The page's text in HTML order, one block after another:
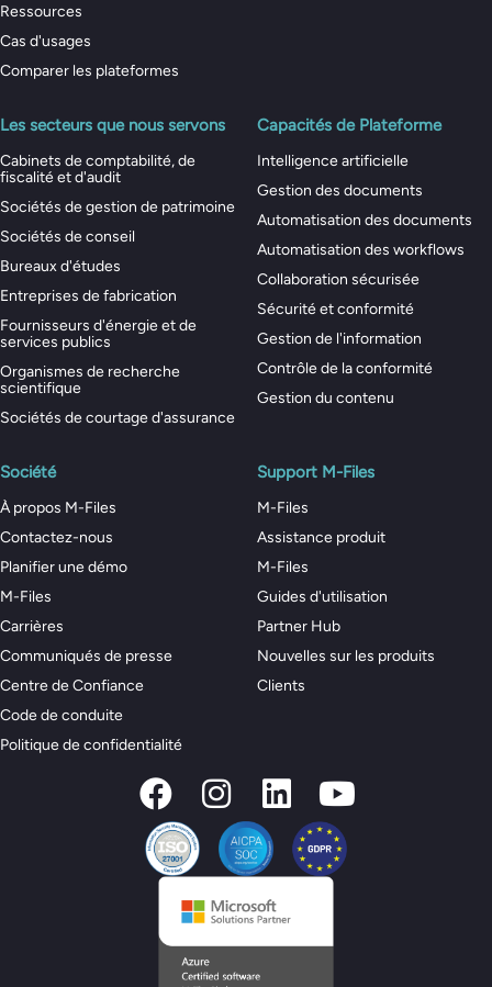
Ressources
Cas d'usages
Comparer les plateformes
Les secteurs que nous servons
Cabinets de comptabilité, de
fiscalité et d'audit
Sociétés de gestion de patrimoine
Sociétés de conseil
Bureaux d'études
Entreprises de fabrication
Fournisseurs d'énergie et de
services publics
Organismes de recherche
scientifique
Sociétés de courtage d'assurance
Capacités de Plateforme
Intelligence artificielle
Gestion des documents
Automatisation des documents
Automatisation des workflows
Collaboration sécurisée
Sécurité et conformité
Gestion de l'information
Contrôle de la conformité
Gestion du contenu
Société
À propos M-Files
Contactez-nous
Planifier une démo
M-Files
Carrières
Communiqués de presse
Centre de Confiance
Code de conduite
Politique de confidentialité
Support M-Files
M-Files
Assistance produit
M-Files
Guides d'utilisation
Partner Hub
Nouvelles sur les produits
Clients